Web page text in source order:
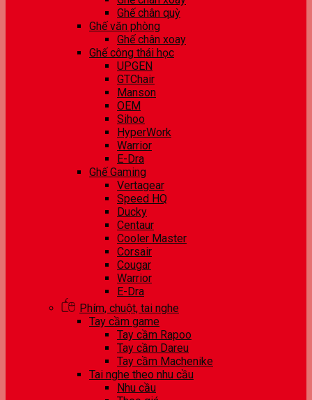
Ghế chân quỳ
Ghế văn phòng
Ghế chân xoay
Ghế công thái học
UPGEN
GTChair
Manson
OEM
Sihoo
HyperWork
Warrior
E-Dra
Ghế Gaming
Vertagear
Speed HQ
Ducky
Centaur
Cooler Master
Corsair
Cougar
Warrior
E-Dra
Phím, chuột, tai nghe
Tay cầm game
Tay cầm Rapoo
Tay cầm Dareu
Tay cầm Machenike
Tai nghe theo nhu cầu
Nhu cầu